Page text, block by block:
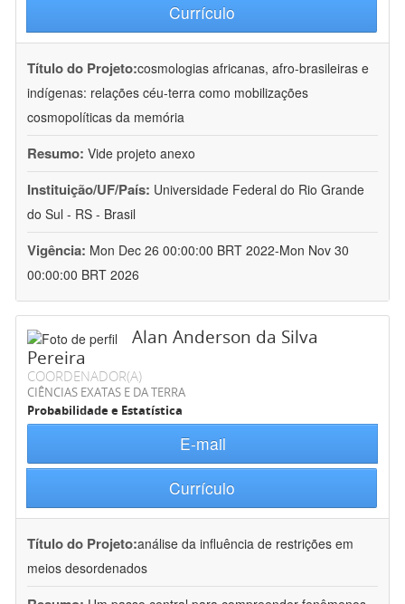
Currículo
Título do Projeto:cosmologias africanas, afro-brasileiras e
indígenas: relações céu-terra como mobilizações
cosmopolíticas da memória
Resumo: Vide projeto anexo
Instituição/UF/País: Universidade Federal do Rio Grande
do Sul - RS - Brasil
Vigência: Mon Dec 26 00:00:00 BRT 2022-Mon Nov 30
00:00:00 BRT 2026
Alan Anderson da Silva
Pereira
COORDENADOR(A)
CIÊNCIAS EXATAS E DA TERRA
Probabilidade e Estatística
E-mail
Currículo
Título do Projeto:análise da influência de restrições em
meios desordenados